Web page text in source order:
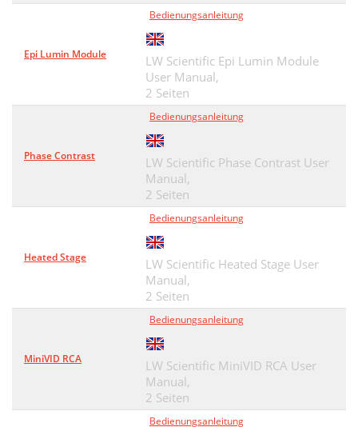
Epi Lumin Module
Bedienungsanleitung
LW Scientific Epi Lumin Module
User Manual,
2 Seiten
Phase Contrast
Bedienungsanleitung
LW Scientific Phase Contrast User
Manual,
2 Seiten
Heated Stage
Bedienungsanleitung
LW Scientific Heated Stage User
Manual,
2 Seiten
MiniVID RCA
Bedienungsanleitung
LW Scientific MiniVID RCA User
Manual,
2 Seiten
Bedienungsanleitung